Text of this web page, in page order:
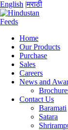
English |मराठी
Home
Our Products
Purchase
Sales
Careers
News and
Contact Us
Baramati
Satara
Home
Arijit Sahoo
ARIJIT
ARIJIT
ARIJIT CV2025